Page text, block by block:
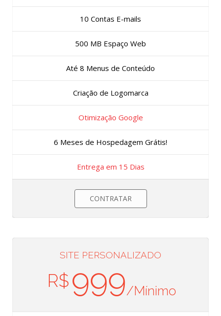
10 Contas E-mails
500 MB Espaço Web
Até 8 Menus de Conteúdo
Criação de Logomarca
Otimização Google
6 Meses de Hospedagem Grátis!
Entrega em 15 Dias
CONTRATAR
SITE PERSONALIZADO
R$999/Mínimo